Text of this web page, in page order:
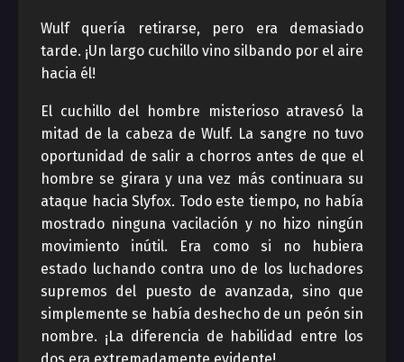
Wulf quería retirarse, pero era demasiado
tarde. ¡Un largo cuchillo vino silbando por el aire
hacia él!
El cuchillo del hombre misterioso atravesó la
mitad de la cabeza de Wulf. La sangre no tuvo
oportunidad de salir a chorros antes de que el
hombre se girara y una vez más continuara su
ataque hacia Slyfox. Todo este tiempo, no había
mostrado ninguna vacilación y no hizo ningún
movimiento inútil. Era como si no hubiera
estado luchando contra uno de los luchadores
supremos del puesto de avanzada, sino que
simplemente se había deshecho de un peón sin
nombre. ¡La diferencia de habilidad entre los